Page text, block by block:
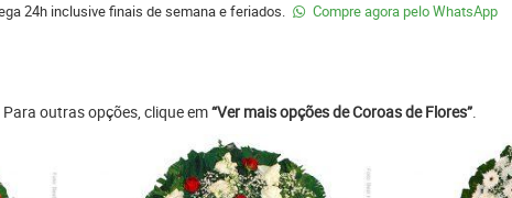
24h inclusive finais de semana e feriados. Compre agora pelo WhatsApp
outras opções, clique em“Ver mais opções de Coroas de Flores”.